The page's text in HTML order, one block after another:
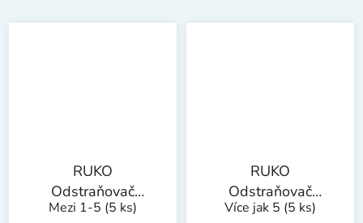
RUKO
Odstraňovač
otřepů A3, E100,
Mezi 1-5 (5 ks)
RUKO
Odstraňovač
otřepů s pevnou
Více jak 5 (5 ks)